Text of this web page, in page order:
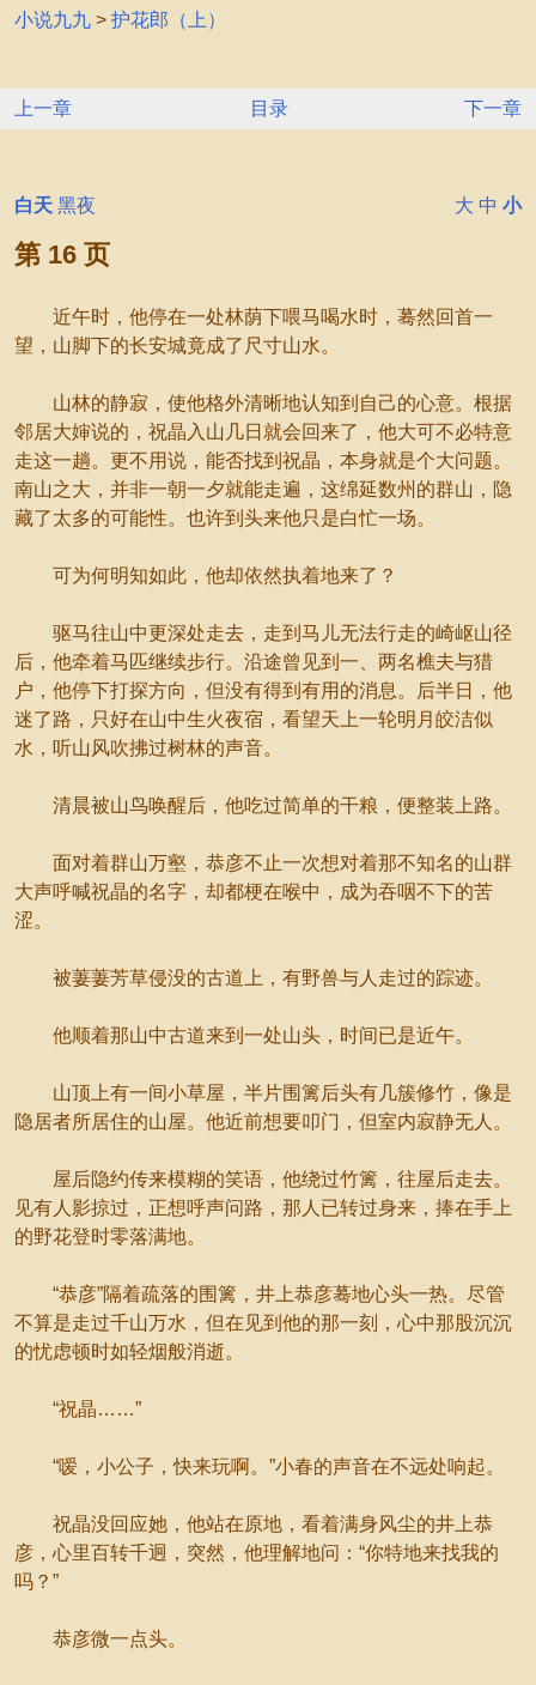
小说九九 > 护花郎（上）
上一章 目录 下一章
白天 黑夜 大 中 小
第 16 页
近午时，他停在一处林荫下喂马喝水时，蓦然回首一
望，山脚下的长安城竟成了尺寸山水。
山林的静寂，使他格外清晰地认知到自己的心意。根据
邻居大婶说的，祝晶入山几日就会回来了，他大可不必特意
走这一趟。更不用说，能否找到祝晶，本身就是个大问题。
南山之大，并非一朝一夕就能走遍，这绵延数州的群山，隐
藏了太多的可能性。也许到头来他只是白忙一场。
可为何明知如此，他却依然执着地来了？
驱马往山中更深处走去，走到马儿无法行走的崎岖山径
后，他牵着马匹继续步行。沿途曾见到一、两名樵夫与猎
户，他停下打探方向，但没有得到有用的消息。后半日，他
迷了路，只好在山中生火夜宿，看望天上一轮明月皎洁似
水，听山风吹拂过树林的声音。
清晨被山鸟唤醒后，他吃过简单的干粮，便整装上路。
面对着群山万壑，恭彦不止一次想对着那不知名的山群
大声呼喊祝晶的名字，却都梗在喉中，成为吞咽不下的苦
涩。
被萋萋芳草侵没的古道上，有野兽与人走过的踪迹。
他顺着那山中古道来到一处山头，时间已是近午。
山顶上有一间小草屋，半片围篱后头有几簇修竹，像是
隐居者所居住的山屋。他近前想要叩门，但室内寂静无人。
屋后隐约传来模糊的笑语，他绕过竹篱，往屋后走去。
见有人影掠过，正想呼声问路，那人已转过身来，捧在手上
的野花登时零落满地。
“恭彦”隔着疏落的围篱，井上恭彦蓦地心头一热。尽管
不算是走过千山万水，但在见到他的那一刻，心中那股沉沉
的忧虑顿时如轻烟般消逝。
“祝晶……”
“嗳，小公子，快来玩啊。”小春的声音在不远处响起。
祝晶没回应她，他站在原地，看着满身风尘的井上恭
彦，心里百转千迥，突然，他理解地问：“你特地来找我的
吗？”
恭彦微一点头。